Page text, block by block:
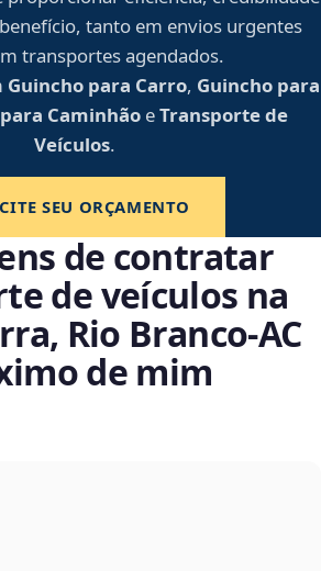
tanto em envios urgentes
transportes agendados.
Guincho para Carro, Guincho para
CaminhãoeTransporte de
Veículos.
SEU ORÇAMENTO
de contratar
de veículos na
Rio Branco‑AC
de mim